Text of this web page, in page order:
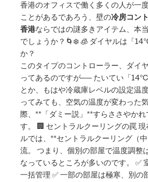
香港のオフィスで働く多くの人が一
ことがあるであろう、壁の冷房コン
香港ならではの謎多きアイテム、本
でしょうか？🌀❄️ 🧊 ダイヤルは「
か？
このタイプのコントローラー、ダイ
ってあるのですが── たいてい「
とか、もはや冷蔵庫レベルの設定温
ってみても、空気の温度が変わった
際、**「ダミー説」**すらささやか
す。 🏢 セントラルクーリングの罠
ルでは、**セントラルクーリング（
流。 つまり、個別の部屋で温度調整
なっているところが多いのです。 ✅
一括管理 ✅ 一部の部屋は極寒、別の